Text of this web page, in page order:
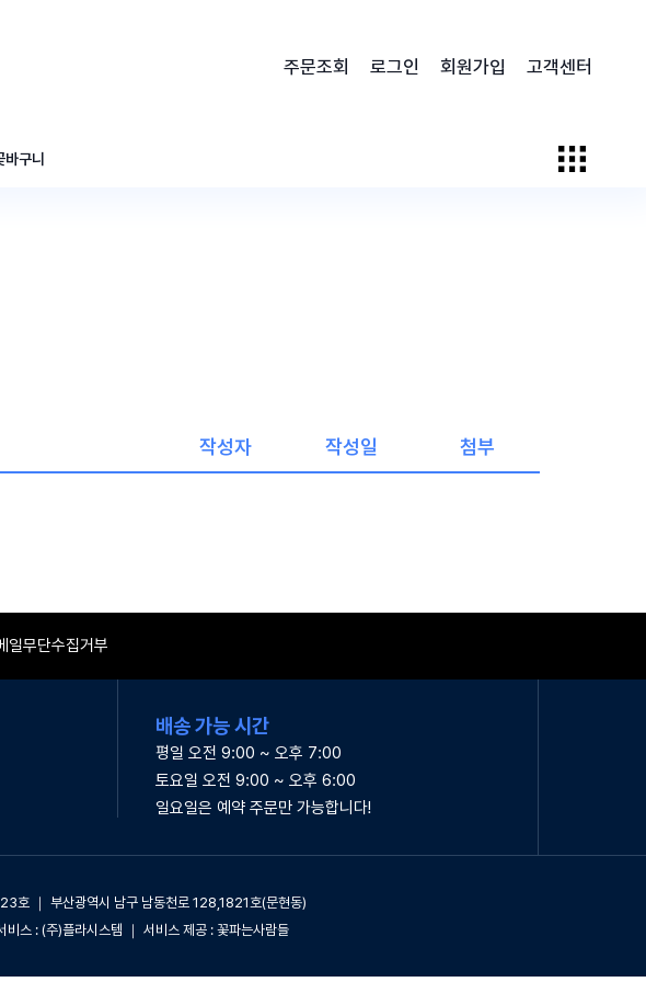
주문조회 로그인 회원가입 고객센터
바구니
작성자 작성일 첨부
일무단수집거부
배송 가능 시간
평일 오전 9:00 ~ 오후 7:00
토요일 오전 9:00 ~ 오후 6:00
일요일은 예약 주문만 가능합니다!
｜ 부산광역시 남구 남동천로 128,1821호(문현동)
: (주)플라시스템 ｜ 서비스 제공 : 꽃파는사람들